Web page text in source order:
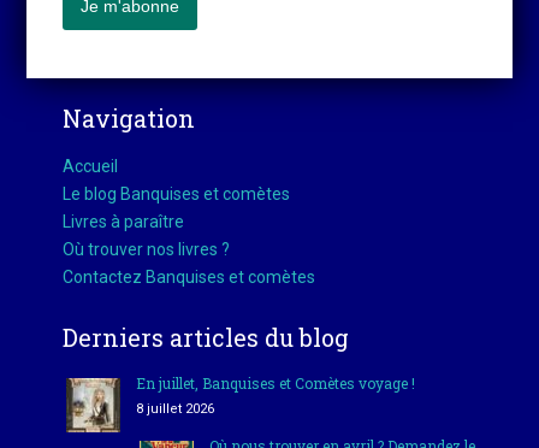
Navigation
Accueil
Le blog Banquises et comètes
Livres à paraître
Où trouver nos livres ?
Contactez Banquises et comètes
Derniers articles du blog
En juillet, Banquises et Comètes voyage !
8 juillet 2026